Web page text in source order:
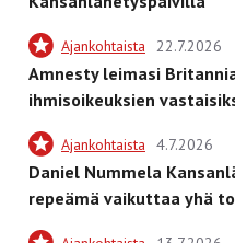
Ajankohtaista 22.7.2026
Amnesty leimasi
ihmisoikeuksien
Ajankohtaista 4.7.2026
Daniel Nummela
repeämä vaikuttaa yhä